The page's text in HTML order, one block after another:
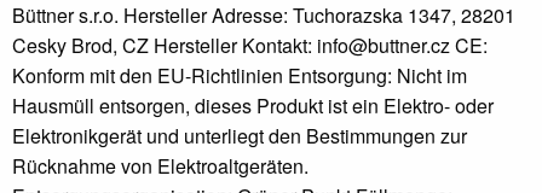
Büttner s.r.o. Hersteller Adresse: Tuchorazska 1347, 28201
Cesky Brod, CZ Hersteller Kontakt: info@buttner.cz CE:
Konform mit den EU-Richtlinien Entsorgung: Nicht im
Hausmüll entsorgen, dieses Produkt ist ein Elektro- oder
Elektronikgerät und unterliegt den Bestimmungen zur
Rücknahme von Elektroaltgeräten.